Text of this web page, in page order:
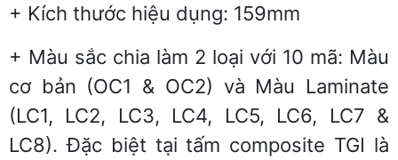
+ Kích thước hiệu dụng: 159mm
+ Màu sắc chia làm 2 loại với 10 mã: Màu
cơ bản (OC1 & OC2) và Màu Laminate
(LC1, LC2, LC3, LC4, LC5, LC6, LC7 &
LC8). Đặc biệt tại tấm composite TGI là